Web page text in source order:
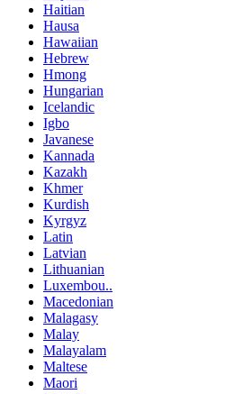
Haitian
Hausa
Hawaiian
Hebrew
Hmong
Hungarian
Icelandic
Igbo
Javanese
Kannada
Kazakh
Khmer
Kurdish
Kyrgyz
Latin
Latvian
Lithuanian
Luxembou..
Macedonian
Malagasy
Malay
Malayalam
Maltese
Maori